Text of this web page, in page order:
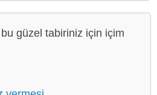
güzel tabiriniz için içim